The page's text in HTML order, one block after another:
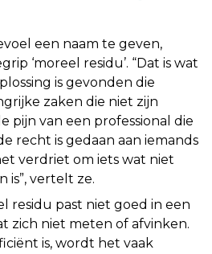
een naam te geven,
‘moreel residu’. “Dat is wat
is gevonden die
zaken die niet zijn
pijn van een professional die
recht is gedaan aan iemands
verdriet om iets wat niet
is”, vertelt ze.
residu past niet goed in een
zich niet meten of afvinken.
is, wordt het vaak